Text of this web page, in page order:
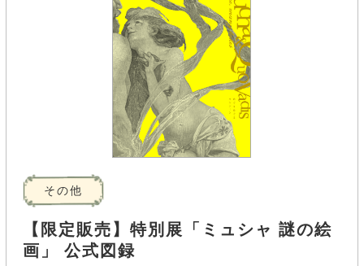
その他
【限定販売】特別展「ミュシャ 謎の絵
画」 公式図録